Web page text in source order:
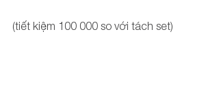
(tiết kiệm 100 000 so với tách set)